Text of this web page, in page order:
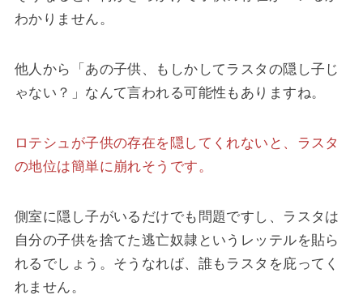
わかりません。
他人から「あの子供、もしかしてラスタの隠し子じ
ゃない？」なんて言われる可能性もありますね。
ロテシュが子供の存在を隠してくれないと、ラスタ
の地位は簡単に崩れそうです。
側室に隠し子がいるだけでも問題ですし、ラスタは
自分の子供を捨てた逃亡奴隷というレッテルを貼ら
れるでしょう。そうなれば、誰もラスタを庇ってく
れません。